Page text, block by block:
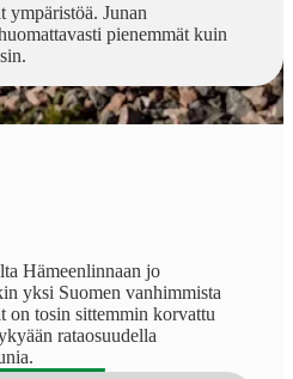
ympäristöä. Junan
pienemmät kuin
Hämeenlinnaan jo
yksi Suomen vanhimmista
on tosin sittemmin korvattu
rataosuudella